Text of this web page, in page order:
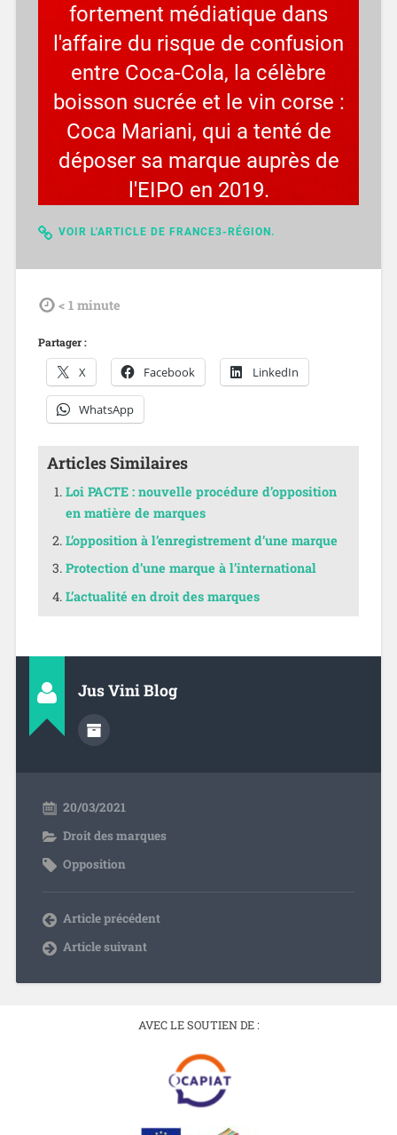
fortement médiatique dans
l'affaire du risque de confusion
entre Coca-Cola, la célèbre
boisson sucrée et le vin corse :
Coca Mariani, qui a tenté de
déposer sa marque auprès de
l'EIPO en 2019.
VOIR L'ARTICLE DE FRANCE3-RÉGION.
tdl < 1 minute
Partager :
X Facebook LinkedIn
WhatsApp
Articles Similaires
Loi PACTE : nouvelle procédure d’opposition
en matière de marques
L’opposition à l’enregistrement d’une marque
Protection d’une marque à l’international
L’actualité en droit des marques
Jus Vini Blog
20/03/2021
Droit des marques
Opposition
Article précédent
Article suivant
AVEC LE SOUTIEN DE :